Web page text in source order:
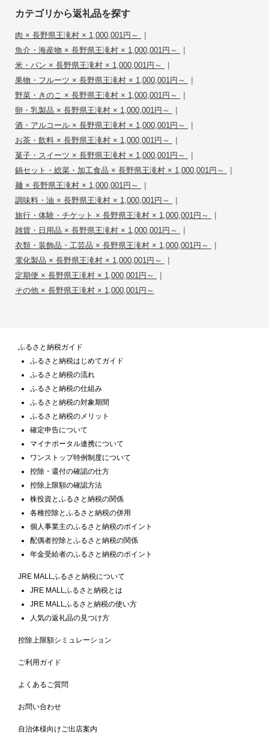
カテゴリから返礼品を探す
肉 × 長野県王滝村 × 1,000,001円～ |
魚介・海産物 × 長野県王滝村 × 1,000,001円～ |
米・パン × 長野県王滝村 × 1,000,001円～ |
果物・フルーツ × 長野県王滝村 × 1,000,001円～ |
野菜・きのこ × 長野県王滝村 × 1,000,001円～ |
卵・乳製品 × 長野県王滝村 × 1,000,001円～ |
酒・アルコール × 長野県王滝村 × 1,000,001円～ |
お茶・飲料 × 長野県王滝村 × 1,000,001円～ |
菓子・スイーツ × 長野県王滝村 × 1,000,001円～ |
鍋セット・総菜・加工食品 × 長野県王滝村 × 1,000,001円～ |
麺 × 長野県王滝村 × 1,000,001円～ |
調味料・油 × 長野県王滝村 × 1,000,001円～ |
旅行・体験・チケット × 長野県王滝村 × 1,000,001円～ |
雑貨・日用品 × 長野県王滝村 × 1,000,001円～ |
衣類・装飾品・工芸品 × 長野県王滝村 × 1,000,001円～ |
電化製品 × 長野県王滝村 × 1,000,001円～ |
定期便 × 長野県王滝村 × 1,000,001円～ |
その他 × 長野県王滝村 × 1,000,001円～
ふるさと納税ガイド
ふるさと納税はじめてガイド
ふるさと納税の流れ
ふるさと納税の仕組み
ふるさと納税の対象期間
ふるさと納税のメリット
確定申告について
マイナポータル連携について
ワンストップ特例制度について
控除・還付の確認の仕方
控除上限額の確認方法
株投資とふるさと納税の関係
各種控除とふるさと納税の併用
個人事業主のふるさと納税のポイント
配偶者控除とふるさと納税の関係
年金受給者のふるさと納税のポイント
JRE MALLふるさと納税について
JRE MALLふるさと納税とは
JRE MALLふるさと納税の使い方
人気の返礼品の見つけ方
控除上限額シミュレーション
ご利用ガイド
よくあるご質問
お問い合わせ
自治体様向けご出店案内